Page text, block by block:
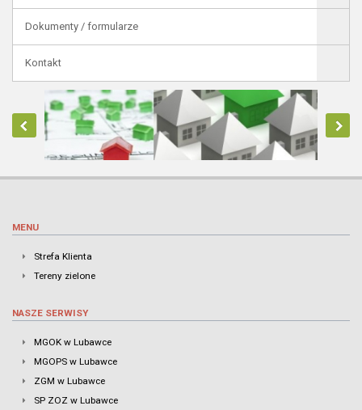
Dokumenty / formularze
Kontakt
MENU
Strefa Klienta
Tereny zielone
NASZE SERWISY
MGOK w Lubawce
MGOPS w Lubawce
ZGM w Lubawce
SP ZOZ w Lubawce